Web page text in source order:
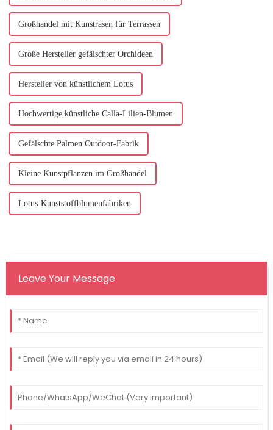
Großhandel mit Kunstrasen für Terrassen
Große Hersteller gefälschter Orchideen
Hersteller von künstlichem Lotus
Hochwertige künstliche Calla-Lilien-Blumen
Gefälschte Palmen Outdoor-Fabrik
Kleine Kunstpflanzen im Großhandel
Lotus-Kunststoffblumenfabriken
Leave Your Message